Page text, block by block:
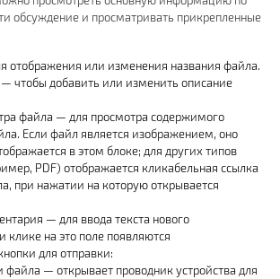
обсуждение и просматривать прикрепленные
отображения или изменения названия файла.
чтобы добавить или изменить описание
файла — для просмотра содержимого
Если файл является изображением, оно
в этом блоке; для других типов
PDF) отображается кликабельная ссылка
при нажатии на которую открывается
— для ввода текста нового
на это поле появляются
для отправки:
файла — открывает проводник устройства для